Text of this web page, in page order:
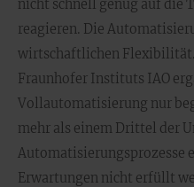
nicht schnell genug auf die
reagieren. Die
wirtschaftlichen Flexibilität.
Fraunhofer Instituts IAO
Vollautomatisierung nur
mehr als einem Drittel der
Automatisierungsprozesse
Erwartungen nicht erfüllt